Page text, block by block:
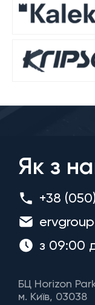
Як з
+38
з 09:00
БЦ Horizon
м. Київ, 03038